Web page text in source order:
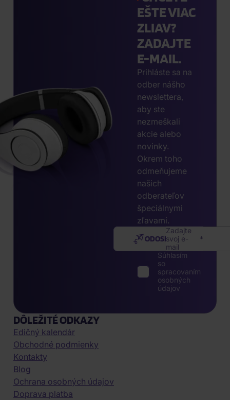
EŠTE VIAC
ZLIAV?
ZADAJTE
E-MAIL.
Prihláste sa na
odber nášho
newslettera,
aby ste
nezmeškali
akcie alebo
novinky.
Okrem toho
odmeňujeme
našich
odberateľov
špeciálnymi
zľavami.
Zadajte
svoj e-
mail
ODOSLAŤ
Súhlasím
so
spracovaním
osobných
údajov
DÔLEŽITÉ ODKAZY
Edičný kalendár
Obchodné podmienky
Kontakty
Blog
Ochrana osobných údajov
Doprava platba